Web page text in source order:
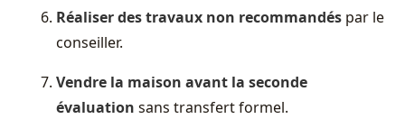
Réaliser des travaux non recommandés par le
conseiller.
Vendre la maison avant la seconde
évaluation sans transfert formel.